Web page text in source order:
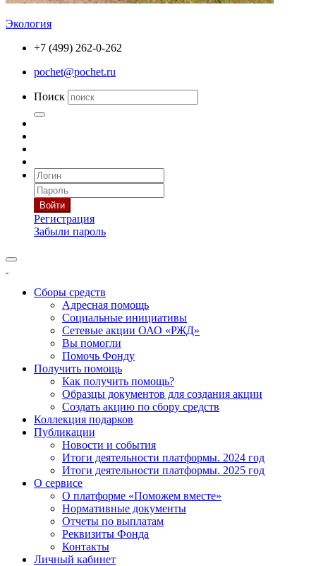
Экология
+7 (499) 262-0-262
pochet@pochet.ru
Поиск
Войти
Регистрация
Забыли пароль
Сборы средств
Адресная помощь
Социальные инициативы
Сетевые акции ОАО «РЖД»
Вы помогли
Помочь Фонду
Получить помощь
Как получить помощь?
Образцы документов для создания акции
Создать акцию по сбору средств
Коллекция подарков
Публикации
Новости и события
Итоги деятельности платформы. 2024 год
Итоги деятельности платформы. 2025 год
О сервисе
О платформе «Поможем вместе»
Нормативные документы
Отчеты по выплатам
Реквизиты Фонда
Контакты
Личный кабинет